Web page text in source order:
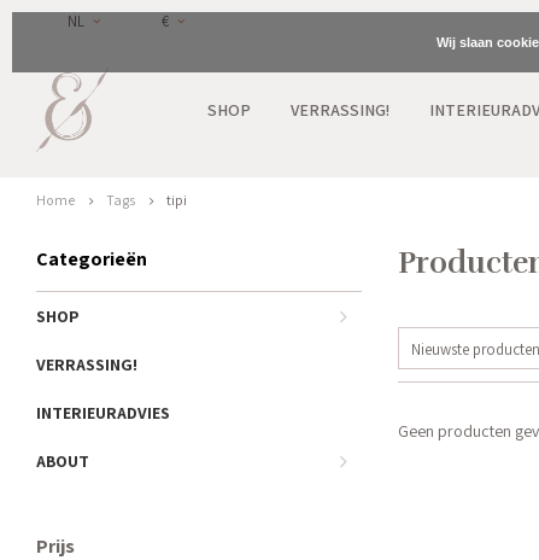
NL €
SHOP VERRASSING!
Home Tags tipi
Categorieën
SHOP
VERRASSING!
INTERIEURADVIES
ABOUT
Prijs
Nieuwste producten
Geen producten
Wij slaan